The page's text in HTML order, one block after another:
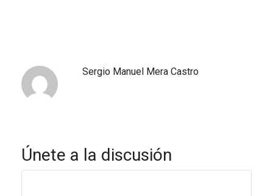
Sergio Manuel Mera Castro
Únete a la discusión